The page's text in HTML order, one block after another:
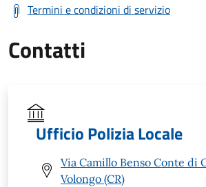
Termini e condizioni di servizio
Contatti
Ufficio Polizia Locale
Via Camillo Benso Conte di
Volongo (CR)